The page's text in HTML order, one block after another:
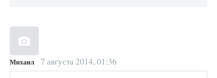
Михаил 7 августа 2014, 01:36